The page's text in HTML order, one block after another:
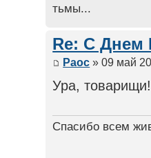
тьмы...
Re: С
Раос » 09 май
Ура, товарищи!
Спасибо всем